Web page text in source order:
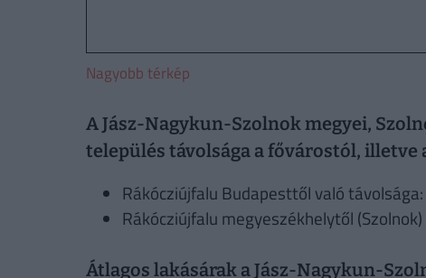
Nagyobb térkép
A Jász-Nagykun-Szolnok megyei,
település távolsága a fővárostól, illetve
Rákócziújfalu Budapesttől való
Rákócziújfalu megyeszékhelytől
Átlagos lakásárak a Jász-Nagykun-